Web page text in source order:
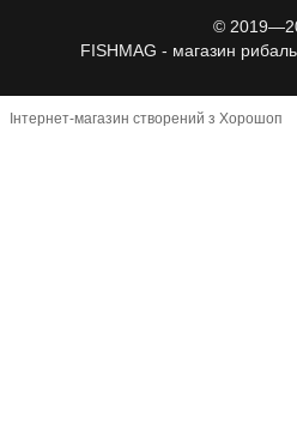
©
FISHMAG - магазин
Інтернет-магазин створений з Хорошоп